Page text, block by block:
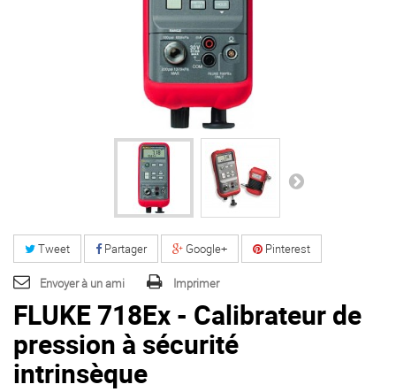
Tweet Partager Google+ Pinterest
Envoyer à un ami Imprimer
FLUKE 718Ex - Calibrateur de
pression à sécurité
intrinsèque